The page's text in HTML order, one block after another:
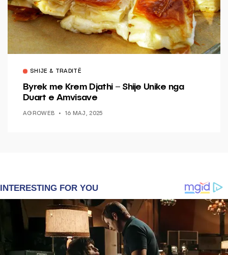
SHIJE & TRADITË
Byrek me Krem Djathi – Shije Unike nga
Duart e Amvisave
AGROWEB 16 MAJ, 2025